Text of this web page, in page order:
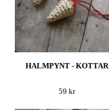
HALMPYNT - KOTTAR
59 kr